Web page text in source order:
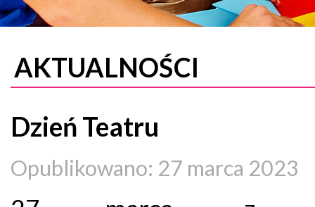
AKTUALNOŚCI
Dzień Teatru
Opublikowano: 27 marca 2023